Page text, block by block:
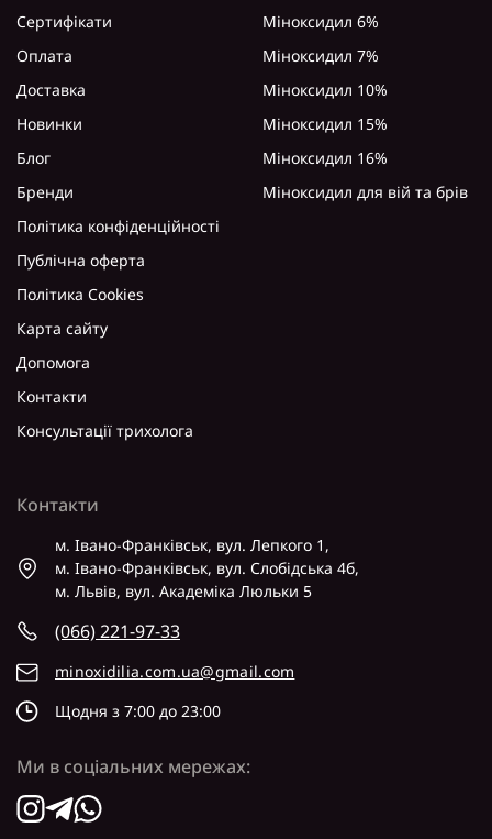
Сертифікати
Оплата
Доставка
Новинки
Блог
Бренди
Політика конфіденційності
Публічна оферта
Політика Cookies
Карта сайту
Допомога
Контакти
Консультації трихолога
Міноксидил 6%
Міноксидил 7%
Міноксидил 10%
Міноксидил 15%
Міноксидил 16%
Міноксидил для вій та брів
Контакти
м. Івано-Франківськ, вул. Лепкого 1,
м. Івано-Франківськ, вул. Слобідська 4б,
м. Львів, вул. Академіка Люльки 5
(066) 221-97-33
minoxidilia.com.ua@gmail.com
Щодня з 7:00 до 23:00
Ми в соціальних мережах: